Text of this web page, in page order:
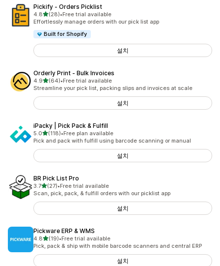
Pickify ‑ Orders Picklist
4.8별 5개 중
(28)
총 리뷰 28개
•Free trial available
Effortlessly manage orders with our pick list app
Built for Shopify
설치
Orderly Print ‑ Bulk Invoices
4.9별 5개 중
(64)
총 리뷰 64개
•Free trial available
Streamline your pick list, packing slips and invoices at scale
설치
iPacky | Pick Pack & Fulfill
5.0별 5개 중
(118)
총 리뷰 118개
•Free plan available
Pick and pack with fulfill using barcode scanning or manual
설치
BR Pick List Pro
3.7별 5개 중
(27)
총 리뷰 27개
•Free trial available
Scan, pick, pack, & fulfill orders with our picklist app
설치
Pickware ERP & WMS
4.8별 5개 중
(19)
총 리뷰 19개
•Free trial available
Pick, pack & ship with mobile barcode scanners and central ERP
설치